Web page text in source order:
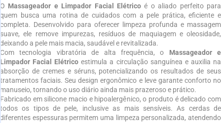
O Massageador e Limpador Facial Elétrico é o aliado perfeito para
quem busca uma rotina de cuidados com a pele prática, eficiente e
completa. Desenvolvido para oferecer limpeza profunda e massagem
suave, ele remove impurezas, resíduos de maquiagem e oleosidade,
deixando a pele mais macia, saudável e revitalizada.
Com tecnologia vibratória de alta frequência, o Massageador e
Limpador Facial Elétrico estimula a circulação sanguínea e auxilia na
absorção de cremes e séruns, potencializando os resultados de seus
tratamentos faciais. Seu design ergonômico e leve garante conforto no
manuseio, tornando o uso diário ainda mais prazeroso e prático.
Fabricado em silicone macio e hipoalergênico, o produto é delicado com
todos os tipos de pele, inclusive as mais sensíveis. As cerdas de
diferentes espessuras permitem uma limpeza personalizada, atendendo